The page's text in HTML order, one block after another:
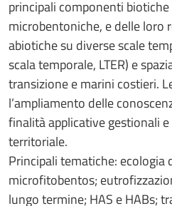
principali componenti
microbentoniche, e delle loro
abiotiche su diverse scale
scala temporale, LTER) e
transizione e marini costieri.
l’ampliamento delle
finalità applicative gestionali
territoriale.
Principali tematiche: ecologia
microfitobentos;
lungo termine; HAS e HABs;